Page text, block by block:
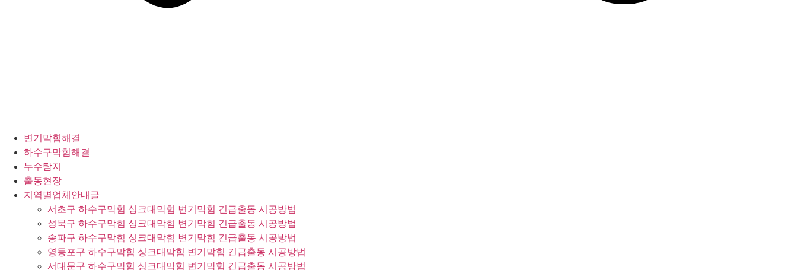
변기막힘해결
하수구막힘해결
누수탐지
출동현장
지역별업체안내글
서초구 하수구막힘 싱크대막힘 변기막힘 긴급출동 시공방법
성북구 하수구막힘 싱크대막힘 변기막힘 긴급출동 시공방법
송파구 하수구막힘 싱크대막힘 변기막힘 긴급출동 시공방법
영등포구 하수구막힘 싱크대막힘 변기막힘 긴급출동 시공방법
서대문구 하수구막힘 싱크대막힘 변기막힘 긴급출동 시공방법